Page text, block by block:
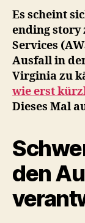
Es scheint
ending story
Services
Ausfall in
Virginia zu
wie erst
Dieses Mal
den